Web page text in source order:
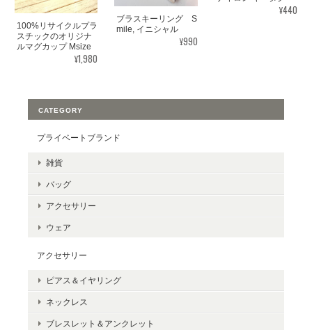
100%リサイクルプラ
スチックのオリジナ
ルマグカップ Msize
¥1,980
ブラスキーリング S
mile, イニシャル
¥990
¥440
CATEGORY
プライベートブランド
雑貨
バッグ
アクセサリー
ウェア
アクセサリー
ピアス＆イヤリング
ネックレス
ブレスレット＆アンクレット